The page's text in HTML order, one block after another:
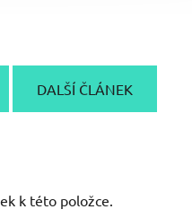
DALŠÍ ČLÁNEK
k této položce.